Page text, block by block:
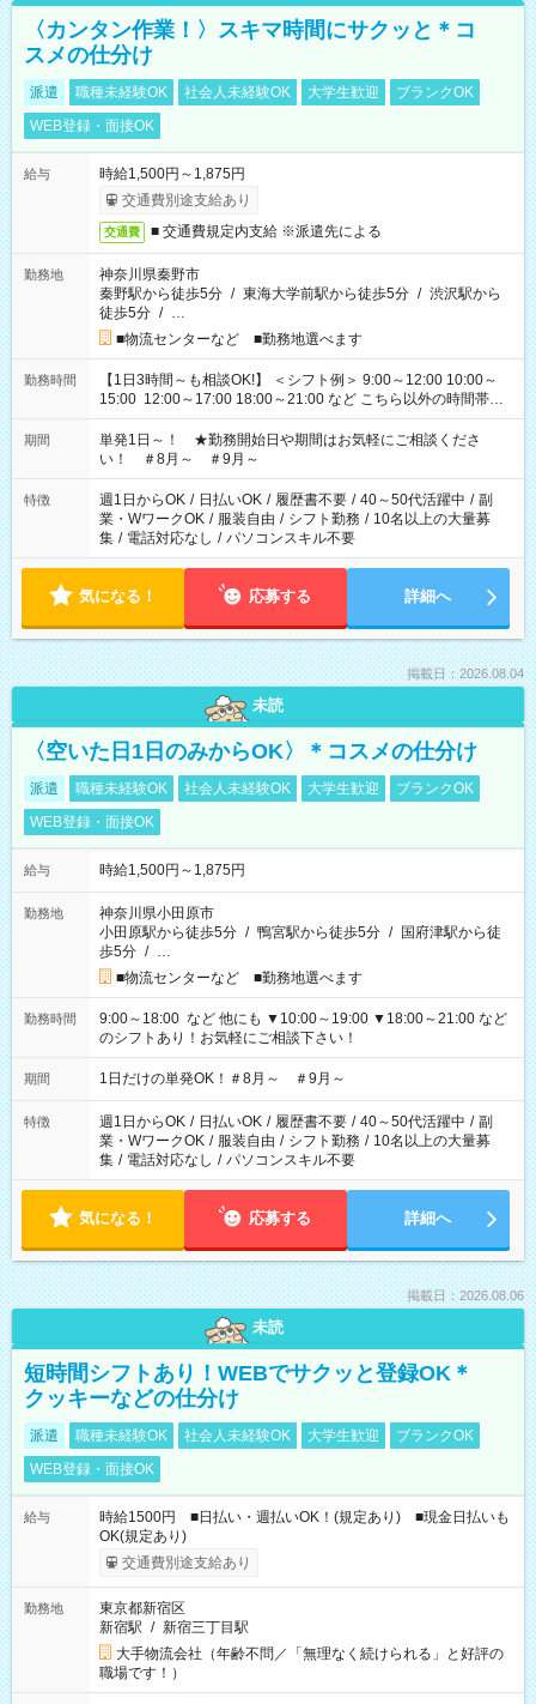
〈カンタン作業！〉スキマ時間にサクッと＊コ
スメの仕分け
派遣 職種未経験OK 社会人未経験OK 大学生歓迎
ブランクOK
WEB登録・面接OK
給与
時給1,500円～1,875円
交通費別途支給あり
交通費 ■ 交通費規定内支給 ※派遣先による
勤務地
神奈川県秦野市
秦野駅から徒歩5分 / 東海大学前駅から徒歩5分 / 渋沢駅から
徒歩5分 / …
■物流センターなど ■勤務地選べます
勤務時間
【1日3時間～も相談OK!】 ＜シフト例＞ 9:00～12:00 10:00～
15:00 12:00～17:00 18:00～21:00 など こちら以外の時間帯も
お気軽にご相談ください！
期間
単発1日～！ ★勤務開始日や期間はお気軽にご相談くださ
い！ ＃8月～ ＃9月～
特徴 週1日からOK / 日払いOK / 履歴書不要 / 40～50代活躍中 / 副
業・WワークOK / 服装自由 / シフト勤務 / 10名以上の大量募
集 / 電話対応なし / パソコンスキル不要
気になる！ 応募する 詳細へ
掲載日：2026.08.04
未読
〈空いた日1日のみからOK〉＊コスメの仕分け
派遣 職種未経験OK 社会人未経験OK 大学生歓迎
ブランクOK
WEB登録・面接OK
給与 時給1,500円～1,875円
勤務地
神奈川県小田原市
小田原駅から徒歩5分 / 鴨宮駅から徒歩5分 / 国府津駅から徒
歩5分 / …
■物流センターなど ■勤務地選べます
勤務時間
9:00～18:00 など 他にも ▼10:00～19:00 ▼18:00～21:00 など
のシフトあり！お気軽にご相談下さい！
期間 1日だけの単発OK！＃8月～ ＃9月～
特徴 週1日からOK / 日払いOK / 履歴書不要 / 40～50代活躍中 / 副
業・WワークOK / 服装自由 / シフト勤務 / 10名以上の大量募
集 / 電話対応なし / パソコンスキル不要
気になる！ 応募する 詳細へ
掲載日：2026.08.06
未読
短時間シフトあり！WEBでサクッと登録OK＊
クッキーなどの仕分け
派遣 職種未経験OK 社会人未経験OK 大学生歓迎
ブランクOK
WEB登録・面接OK
給与
時給1500円 ■日払い・週払いOK！(規定あり) ■現金日払いも
OK(規定あり)
交通費別途支給あり
勤務地
東京都新宿区
新宿駅 / 新宿三丁目駅
大手物流会社（年齢不問／「無理なく続けられる」と好評の
職場です！）